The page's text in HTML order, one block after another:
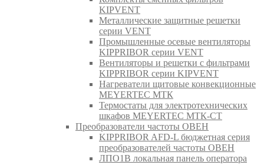
KIPVENT
Металлические защитные решетки
серии VENT
Промышленные осевые вентиляторы
KIPPRIBOR серии VENT
Вентиляторы и решетки с фильтрами
KIPPRIBOR серии KIPVENT
Нагреватели щитовые конвекционные
MEYERTEC МТК
Термостаты для электротехнических
шкафов MEYERTEC МТК-СТ
Преобразователи частоты ОВЕН
KIPPRIBOR AFD-L бюджетная серия
преобразователей частоты ОВЕН
ЛПО1В локальная панель оператора